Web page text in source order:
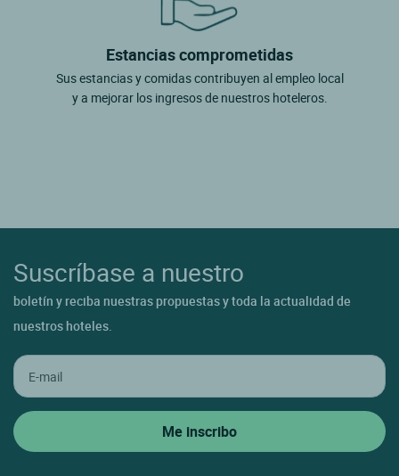
Estancias comprometidas
Sus estancias y comidas contribuyen al empleo local
y a mejorar los ingresos de nuestros hoteleros.
Suscríbase a nuestro
boletín y reciba nuestras propuestas y toda la actualidad de
nuestros hoteles.